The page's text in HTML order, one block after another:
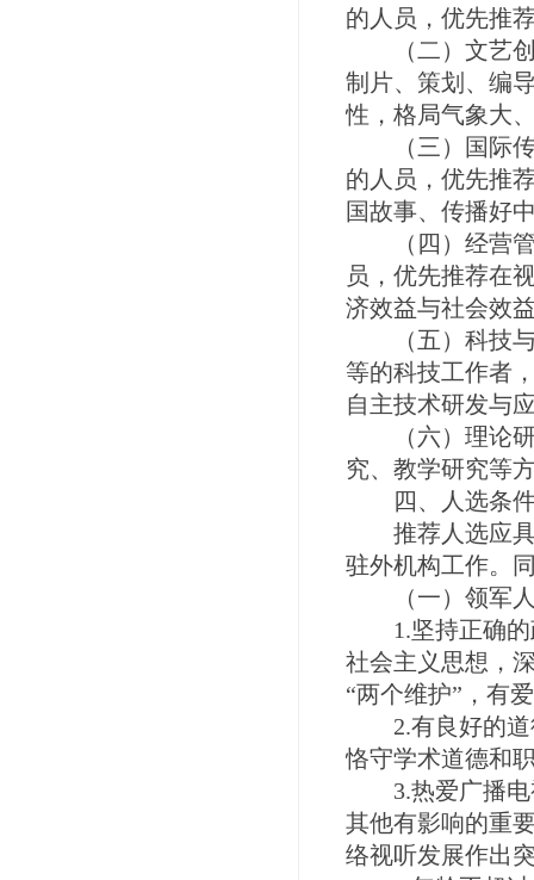
的人员，优先推
（二）文艺创
制片、策划、编
性，格局气象大
（三）国际传
的人员，优先推
国故事、传播好
（四）经营管
员，优先推荐在
济效益与社会效
（五）科技与
等的科技工作者
自主技术研发与
（六）理论研
究、教学研究等
四、人选条
推荐人选应具
驻外机构工作。
（一）领军
1.坚持正确的
社会主义思想，
“两个维护”，有
2.有良好的道
恪守学术道德和
3.热爱广播电
其他有影响的重
络视听发展作出